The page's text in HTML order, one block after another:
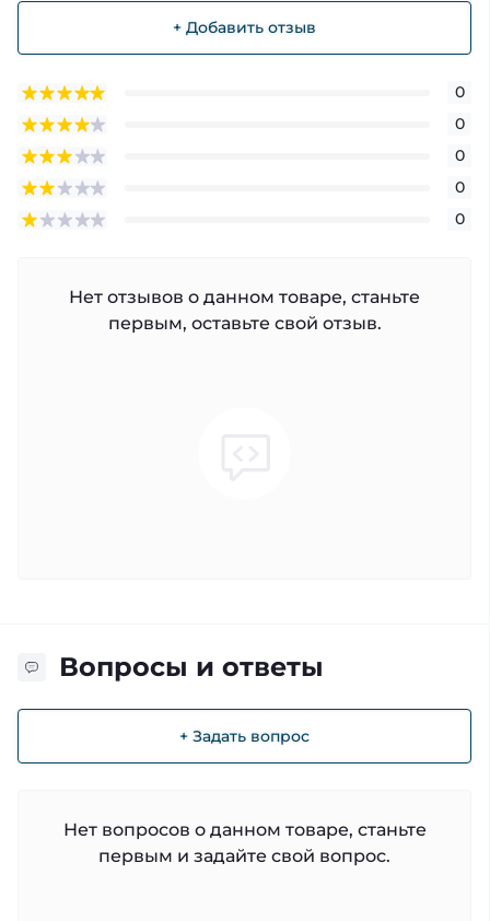
+ Добавить отзыв
0
0
0
0
0
Нет отзывов о данном товаре, станьте
первым, оставьте свой отзыв.
Вопросы и ответы
+ Задать вопрос
Нет вопросов о данном товаре, станьте
первым и задайте свой вопрос.